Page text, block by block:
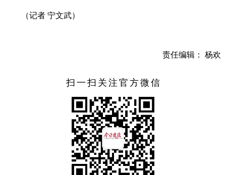
（记者 宁文武）
责任编辑： 杨欢
扫一扫关注官方微信